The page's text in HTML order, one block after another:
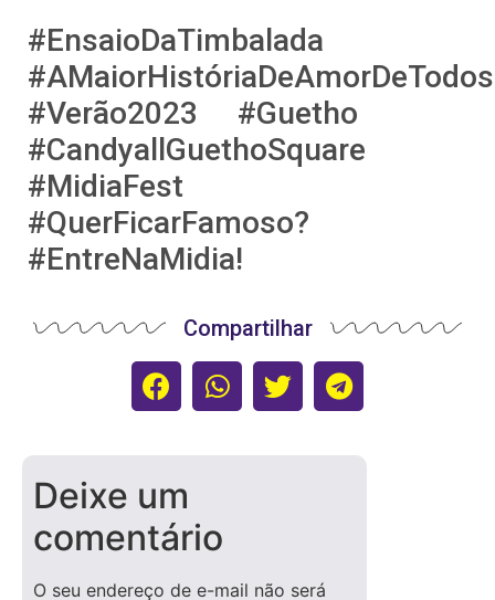
#EnsaioDaTimbalada
#Verão2023 #Guetho
#CandyallGuethoSquare
#MidiaFest
#QuerFicarFamoso?
#EntreNaMidia!
Compartilhar
Deixe um
comentário
O seu endereço de e-mail não será